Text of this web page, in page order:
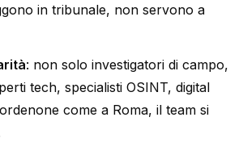
in tribunale, non servono a
: non solo investigatori di campo,
tech, specialisti OSINT, digital
come a Roma, il team si